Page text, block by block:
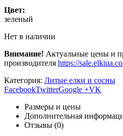
Цвет:
зеленый
Нет в наличии
Внимание! Актуальные цены и
производителя https://
Категория: Литые елки и сосны
FacebookTwitterGoogle +VK
Размеры и цены
Дополнительная
Отзывы (0)